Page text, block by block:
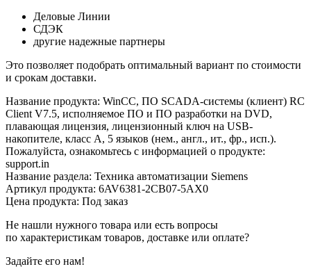
Деловые Линии
СДЭК
другие надежные партнеры
Это позволяет подобрать оптимальный вариант по стоимости
и срокам доставки.
Название продукта: WinCC, ПО SCADA-системы (клиент) RC
Client V7.5, исполняемое ПО и ПО разработки на DVD,
плавающая лицензия, лицензионный ключ на USB-
накопителе, класс A, 5 языков (нем., англ., ит., фр., исп.).
Пожалуйста, ознакомьтесь с информацией о продукте:
support.in
Название раздела: Техника автоматизации Siemens
Артикул продукта: 6AV6381-2CB07-5AX0
Цена продукта: Под заказ
Не нашли нужного товара или есть вопросы
по характеристикам товаров, доставке или оплате?
Задайте его нам!